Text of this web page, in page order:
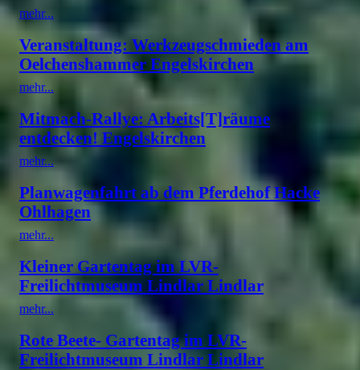
mehr...
Veranstaltung: Werkzeugschmieden am
Oelchenshammer Engelskirchen
mehr...
Mitmach-Rallye: Arbeits[T]räume
entdecken! Engelskirchen
mehr...
Planwagenfahrt ab dem Pferdehof Hacke
Ohlhagen
mehr...
Kleiner Gartentag im LVR-
Freilichtmuseum Lindlar Lindlar
mehr...
Rote Beete- Gartentag im LVR-
Freilichtmuseum Lindlar Lindlar